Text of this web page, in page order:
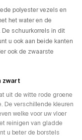
polyester vezels en
het water en de
schuurkorrels in dit
u ook aan beide kanten
ook de zwaarste
zwart
uit de witte rode groene
De verschillende kleuren
welke voor uw vloer
reinigen van gladde
u beter de borstels